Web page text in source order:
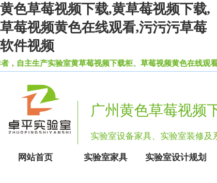
黄色草莓视频下载,黄草莓视频下载,
草莓视频黄色在线观看,污污污草莓
软件视频
自主生产实验室黄草莓视频下载柜、草莓视频黄色在线观看
广州黄色草莓视频
实验室设备家具、实验室装修
网站首页 实验室家具 实验室设计规划